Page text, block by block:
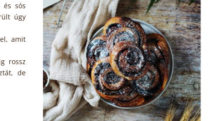
és sós
úgy
amit
rossz
de